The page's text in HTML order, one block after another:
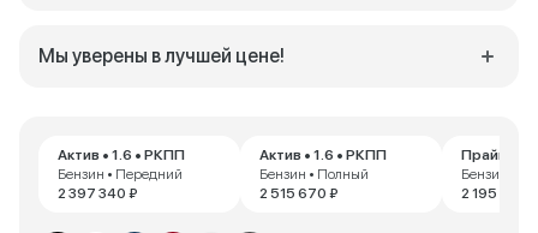
Актив • 1.6 • РКПП
Бензин • Передний
2 397 340 ₽
Актив • 1.6 • РКПП
Бензин • Полный
2 515 670 ₽
Прайм •
Бензин •
2 195 000
Мы уверены в лучшей цене!